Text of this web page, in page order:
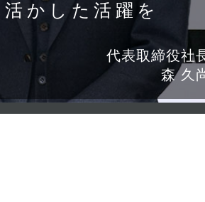
活かした活躍を
代表取締役社
森 久